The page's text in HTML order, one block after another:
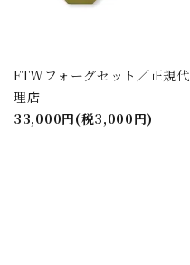
FTWフォーグセット／正規代
理店
33,000円(税3,000円)